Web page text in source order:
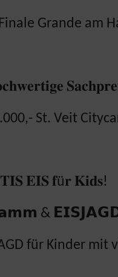
Grande am
St. Veit
𝐄𝐈𝐒 𝐟ü𝐫 𝐊𝐢𝐝𝐬!
& 𝗘𝗜𝗦𝗝𝗔𝗚𝗗
für Kinder